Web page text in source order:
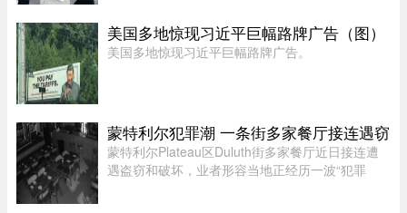
关。警方呼吁公众协助确认嫌犯身份。据描述，嫌
犯为一名黑人男性，身高在 ...
美国多地惊现习近平巨幅路牌广告（图）
美国多地惊现习近平巨幅路牌广告。
蒙特利尔犯罪潮 一条街多家餐厅接连遇窃
蒙特利尔Plateau区Duluth街多家餐厅近日接连遭
遇盗窃和破坏，业者形容当地正经历一波“犯罪